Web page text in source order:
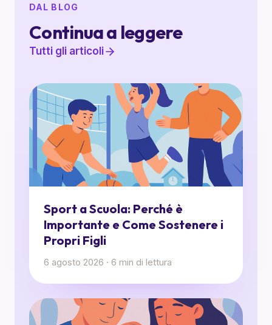
DAL BLOG
Continua a leggere
Tutti gli articoli
Sport a Scuola: Perché è
Importante e Come Sostenere i
Propri Figli
6 agosto 2026 · 6 min di lettura